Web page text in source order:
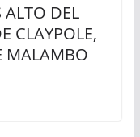
DEL
CLAYPOLE,
MALAMBO